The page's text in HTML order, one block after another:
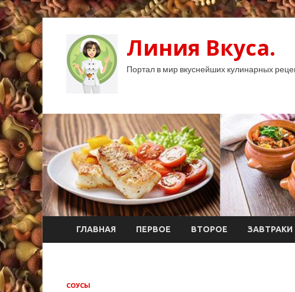
Линия Вкуса.
Портал в мир вкуснейших кулинарных
ГЛАВНАЯ ПЕРВОЕ ВТОРОЕ ЗАВТРАКИ
СОУСЫ